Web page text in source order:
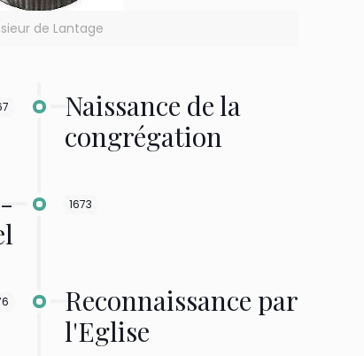
de Lantage
Naissance de la
congrégation
1673
Reconnaissance par
l'Eglise